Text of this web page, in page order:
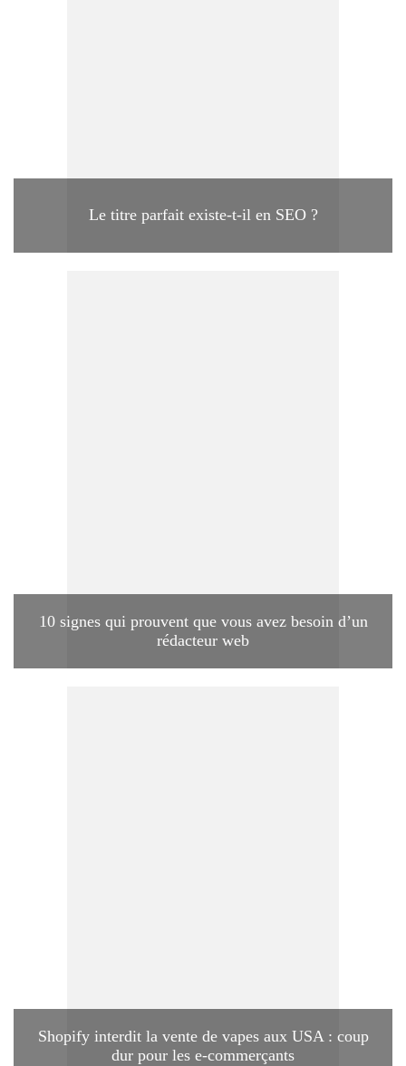
Le titre parfait existe-t-il en SEO ?
10 signes qui prouvent que vous avez besoin d’un
rédacteur web
Shopify interdit la vente de vapes aux USA : coup
dur pour les e-commerçants